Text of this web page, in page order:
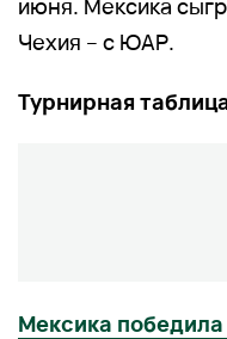
июня. Мексика
Чехия – с ЮАР.
Турнирная
Мексика